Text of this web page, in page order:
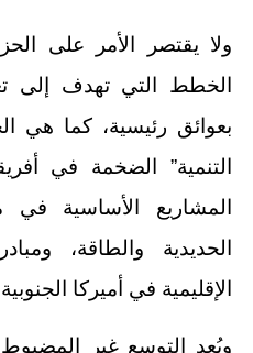
ولا يقتصر الأمر على
الخطط التي تهدف إلى
بعوائق رئيسية، كما هي
التنمية” الضخمة في
المشاريع الأساسية
الحديدية والطاقة،
الإقليمية في أميركا
ويُعد التوسع غير المضبوط